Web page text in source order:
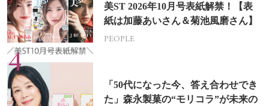
美ST 2026年10月号表紙解禁！【表
紙は加藤あいさん＆菊池風磨さん】
PEOPLE
「50代になった今、答え合わせでき
た」森永製菓の“モリコラ”が未来の